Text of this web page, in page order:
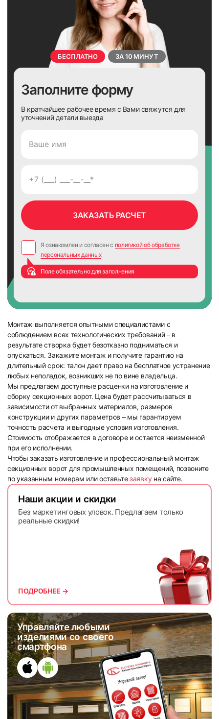
Управляйте любыми
изделиями со своего
смартфона
Наши акции и скидки
Без маркетинговых уловок. Предлагаем только
реальные скидки!
ПОДРОБНЕЕ →
БЕСПЛАТНО ЗА 10 МИНУТ
Заполните форму
В кратчайшее рабочее время с Вами свяжутся для
уточнений детали выезда
Я ознакомлен и согласен с политикой об обработке
персональных данных
Поле обязательно для заполнения
Монтаж выполняется опытными специалистами с
соблюдением всех технологических требований – в
результате створка будет безотказно подниматься и
опускаться. Закажите монтаж и получите гарантию на
длительный срок: талон дает право на бесплатное устранение
любых неполадок, возникших не по вине владельца.
Мы предлагаем доступные расценки на изготовление и
сборку секционных ворот. Цена будет рассчитываться в
зависимости от выбранных материалов, размеров
конструкции и других параметров – мы гарантируем
точность расчета и выгодные условия изготовления.
Стоимость отображается в договоре и остается неизменной
при его исполнении.
Чтобы заказать изготовление и профессиональный монтаж
секционных ворот для промышленных помещений, позвоните
по указанным номерам или оставьтезаявкуна сайте.